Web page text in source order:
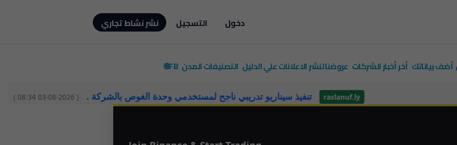
دخول التسجيل نشر نشاط تجاري
أضف بياناتك أخر أخبار الشركات عروضنا لنشر الاعلانات علي الدليل التصنيفاتالمدن FB🌐